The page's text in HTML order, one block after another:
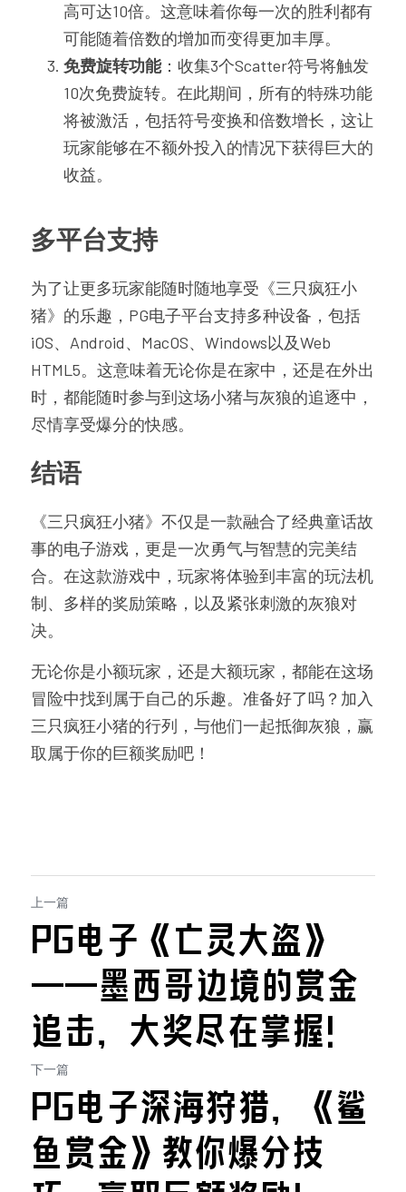
高可达10倍。这意味着你每一次的胜利都有
可能随着倍数的增加而变得更加丰厚。
免费旋转功能：收集3个Scatter符号将触发
10次免费旋转。在此期间，所有的特殊功能
将被激活，包括符号变换和倍数增长，这让
玩家能够在不额外投入的情况下获得巨大的
收益。
多平台支持
为了让更多玩家能随时随地享受《三只疯狂小
猪》的乐趣，PG电子平台支持多种设备，包括
iOS、Android、MacOS、Windows以及Web
HTML5。这意味着无论你是在家中，还是在外出
时，都能随时参与到这场小猪与灰狼的追逐中，
尽情享受爆分的快感。
结语
《三只疯狂小猪》不仅是一款融合了经典童话故
事的电子游戏，更是一次勇气与智慧的完美结
合。在这款游戏中，玩家将体验到丰富的玩法机
制、多样的奖励策略，以及紧张刺激的灰狼对
决。
无论你是小额玩家，还是大额玩家，都能在这场
冒险中找到属于自己的乐趣。准备好了吗？加入
三只疯狂小猪的行列，与他们一起抵御灰狼，赢
取属于你的巨额奖励吧！
上一篇
PG电子《亡灵大盗》
——墨西哥边境的赏金
追击，大奖尽在掌握！
下一篇
PG电子深海狩猎，《鲨
鱼赏金》教你爆分技